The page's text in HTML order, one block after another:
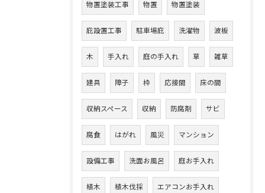
物置塗装工事 物置 物置塗装
庇設置工事 駐車場庇 洗濯物 波板
木 手入れ 庭の手入れ 草 雑草
建具 障子 枠 応接間 床の間
収納スペース 収納 防腐剤 サビ
腐食 はがれ 風災 マンション
設備工事 洗面お風呂 庭お手入れ
植木 植木伐採 エアコンお手入れ